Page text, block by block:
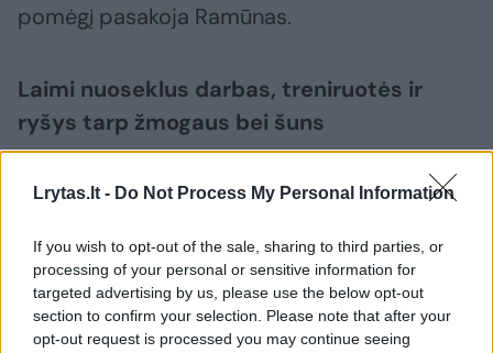
Lrytas.lt - Do Not Process My Personal Information
If you wish to opt-out of the sale, sharing to third parties, or
processing of your personal or sensitive information for
targeted advertising by us, please use the below opt-out
section to confirm your selection. Please note that after your
opt-out request is processed you may continue seeing
pomėgį pasakoja Ramūnas.
Laimi nuoseklus darbas, treniruotės ir
ryšys tarp žmogaus bei šuns
Porą kartų per savaitę – trumpi intensyvūs
Jis – sprinteris, o ne tolimų distancijų
maratonininkas. Ar svarbios šuns „darbinės
linijos“ ir ar tai labai svarbu sprinteriams